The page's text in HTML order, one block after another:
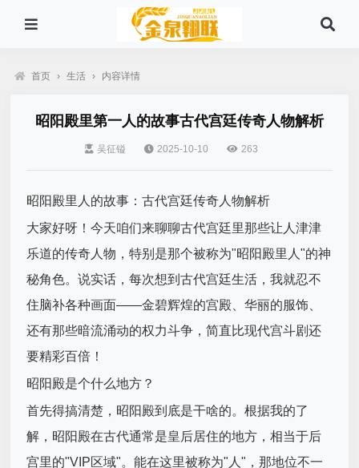
首页 › 生活 › 内容详情
昭阳殿里第一人的故事古代宫廷传奇人物解析
吴征镒 2025-10-10 263
昭阳殿里人的故事：古代宫廷传奇人物解析
大家好呀！今天咱们来聊聊古代宫廷里那些让人津津
乐道的传奇人物，特别是那个被称为"昭阳殿里人"的神
秘角色。说实话，每次想到古代宫廷生活，我就忍不
住脑补各种画面——金碧辉煌的宫殿、华丽的服饰、
还有那些暗流涌动的权力斗争，简直比现代宫斗剧还
要精彩百倍！
昭阳殿是个什么地方？
首先得搞清楚，昭阳殿到底是干啥的。根据我的了
解，昭阳殿在古代通常是皇后居住的地方，相当于后
宫里的"VIP区域"。能在这里被称为"人"，那地位不一